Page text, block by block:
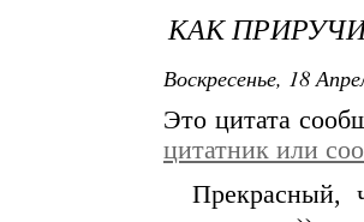
КАК
Воскресенье, 18
Это цитата
цитатник или
Прекрасный,